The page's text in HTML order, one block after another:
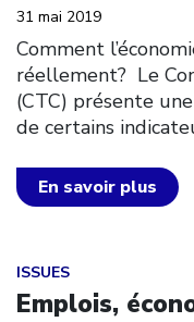
31 mai 2019
Comment
réellement? Le
(CTC) présente
de certains
En savoir plus
ISSUES
Emplois,